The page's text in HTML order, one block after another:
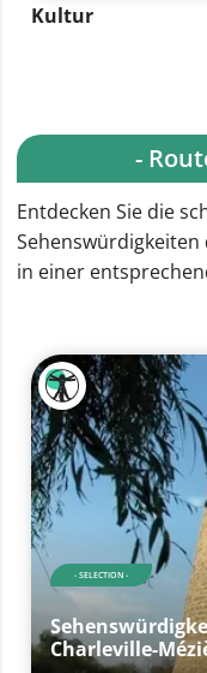
Kultur
-
Entdecken Sie die
in einer
- SELECTION -
Charleville-